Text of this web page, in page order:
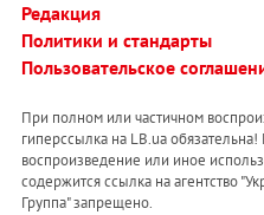
Редакция
Политики и стандарты
Пользовательское
При полном или частичном
гиперссылка на LB.ua
воспроизведение или иное
содержится ссылка на агентство
Группа" запрещено.